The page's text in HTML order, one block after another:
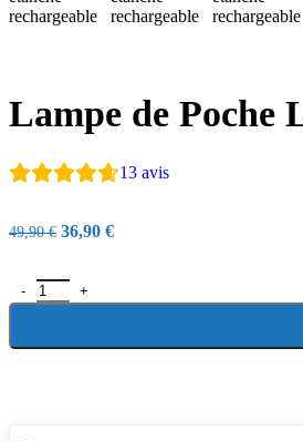
Lampe de Poche
13 avis
49,90€ 36,90 €